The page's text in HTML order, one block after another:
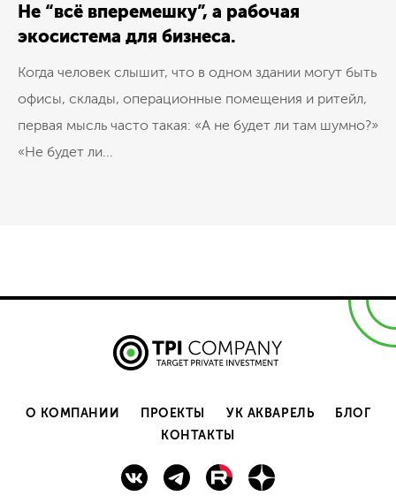
Не “всё вперемешку”, а рабочая
экосистема для бизнеса.
Когда человек слышит, что в одном здании могут быть
офисы, склады, операционные помещения и ритейл,
первая мысль часто такая: «А не будет ли там шумно?»
«Не будет ли...
О КОМПАНИИ ПРОЕКТЫ УК АКВАРЕЛЬ
БЛОГ
КОНТАКТЫ